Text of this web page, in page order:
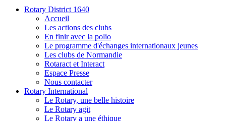
Rotary District 1640
Accueil
Les actions des clubs
En finir avec la polio
Le programme d'échanges internationaux jeunes
Les clubs de Normandie
Rotaract et Interact
Espace Presse
Nous contacter
Rotary International
Le Rotary, une belle histoire
Le Rotary agit
Le Rotary a une éthique